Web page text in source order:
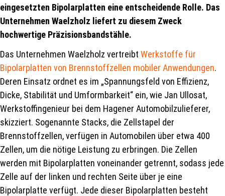
eingesetzten Bipolarplatten eine entscheidende Rolle. Das
Unternehmen Waelzholz liefert zu diesem Zweck
hochwertige Präzisionsbandstähle.
Das Unternehmen Waelzholz vertreibt Werkstoffe für
Bipolarplatten von Brennstoffzellen mobiler Anwendungen.
Deren Einsatz ordnet es im „Spannungsfeld von Effizienz,
Dicke, Stabilität und Umformbarkeit“ ein, wie Jan Ullosat,
Werkstoffingenieur bei dem Hagener Automobilzulieferer,
skizziert. Sogenannte Stacks, die Zellstapel der
Brennstoffzellen, verfügen in Automobilen über etwa 400
Zellen, um die nötige Leistung zu erbringen. Die Zellen
werden mit Bipolarplatten voneinander getrennt, sodass jede
Zelle auf der linken und rechten Seite über je eine
Bipolarplatte verfügt. Jede dieser Bipolarplatten besteht